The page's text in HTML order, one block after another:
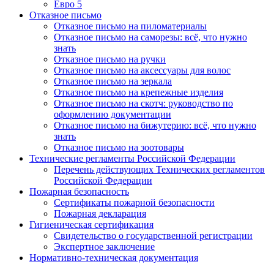
Евро 5
Отказное письмо
Отказное письмо на пиломатериалы
Отказное письмо на саморезы: всё, что нужно
знать
Отказное письмо на ручки
Отказное письмо на аксессуары для волос
Отказное письмо на зеркала
Отказное письмо на крепежные изделия
Отказное письмо на скотч: руководство по
оформлению документации
Отказное письмо на бижутерию: всё, что нужно
знать
Отказное письмо на зоотовары
Технические регламенты Российской Федерации
Перечень действующих Технических регламентов
Российской Федерации
Пожарная безопасность
Сертификаты пожарной безопасности
Пожарная декларация
Гигиеническая сертификация
Свидетельство о государственной регистрации
Экспертное заключение
Нормативно-техническая документация